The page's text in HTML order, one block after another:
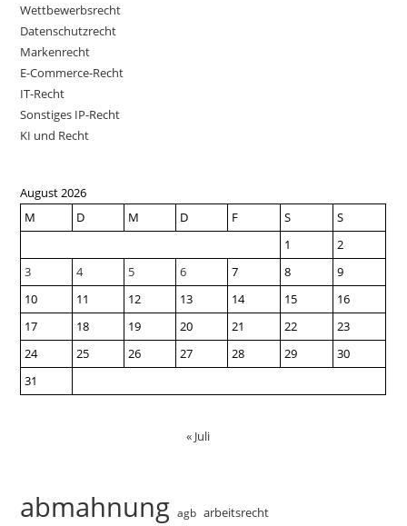
Wettbewerbsrecht
Datenschutzrecht
Markenrecht
E-Commerce-Recht
IT-Recht
Sonstiges IP-Recht
KI und Recht
August 2026
M
D M D F S
S
1
2
3
4 5 6 7 8
9
10
11 12 13 14 15
16
17
18 19 20 21 22
23
24
25 26 27 28 29
30
31
« Juli
abmahnung agb arbeitsrecht